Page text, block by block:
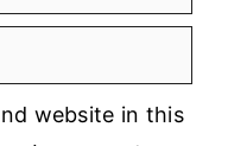
website in this